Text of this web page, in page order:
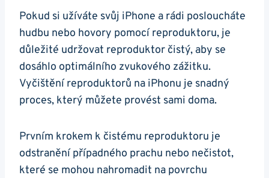
Pokud si užíváte svůj iPhone a rádi posloucháte
hudbu nebo hovory pomocí reproduktoru, je
důležité udržovat reproduktor čistý, aby se
dosáhlo optimálního zvukového zážitku.
Vyčištění reproduktorů na iPhonu je snadný
proces, který můžete provést sami doma.
Prvním krokem k čistému reproduktoru je
odstranění případného prachu nebo nečistot,
které se mohou nahromadit na povrchu